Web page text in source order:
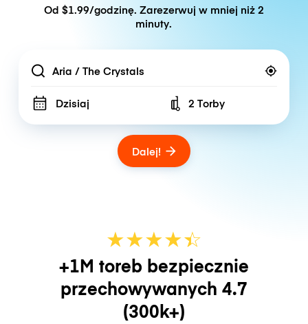
Od $1.99/godzinę. Zarezerwuj w mniej niż 2
minuty.
Location
Dzisiaj Number of bags
2 Torby
Dalej!
★★★★☆
★
+1M toreb bezpiecznie
przechowywanych 4.7
(300k+)